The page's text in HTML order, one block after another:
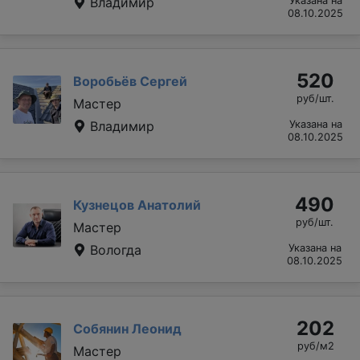
08.10.2025
Воробьёв Сергей
Мастер
Владимир
520
руб/шт.
Указана на
08.10.2025
Кузнецов Анатолий
Мастер
Вологда
490
руб/шт.
Указана на
08.10.2025
Собянин Леонид
Мастер
202
руб/м2